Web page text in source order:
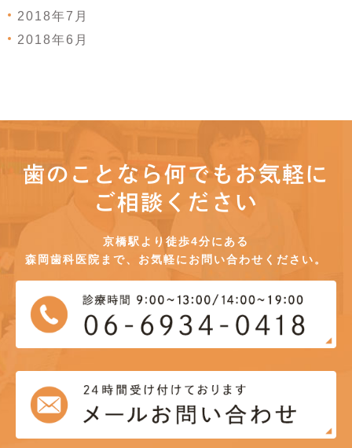
2018年7月
2018年6月
歯のことなら何でもお気軽に
ご相談ください
京橋駅より徒歩4分にある
森岡歯科医院まで、お気軽にお問い合わせください。